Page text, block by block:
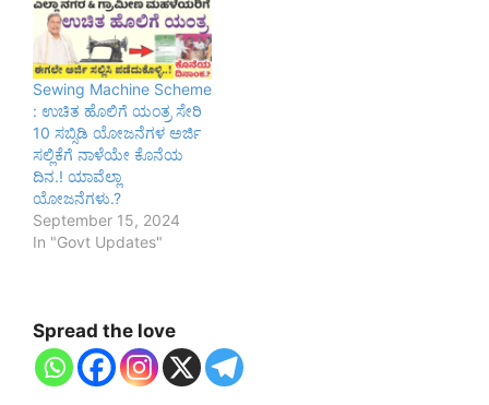
Sewing Machine Scheme
: ಉಚಿತ ಹೊಲಿಗೆ ಯಂತ್ರ ಸೇರಿ
10 ಸಬ್ಸಿಡಿ ಯೋಜನೆಗಳ ಅರ್ಜಿ
ಸಲ್ಲಿಕೆಗೆ ನಾಳೆಯೇ ಕೊನೆಯ
ದಿನ.! ಯಾವೆಲ್ಲಾ
ಯೋಜನೆಗಳು.?
September 15, 2024
In "Govt Updates"
Spread the love